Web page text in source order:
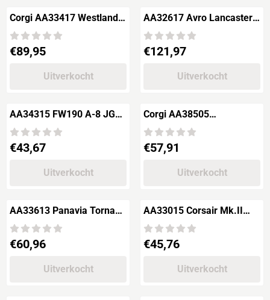
Corgi AA33417 Westland
Sea King HC-4 - 845 Naval
Air Sqaudron, Royal Navy
Prijs: 89,95
€89,95
Uitverkocht
AA32617 Avro Lancaster
B Mk.III RAF Bomber 617
Squadron
Prijs: 121,97
€121,97
Uitverkocht
AA34315 FW190 A-8 JG2
Maj.Kurt B????hlingen
"Normandy June 1944".
Prijs: 43,67
€43,67
Uitverkocht
Corgi AA38505
Messerschmitt Bf110C-1
ZG26 "Horst Wessel"
September 1940
Prijs: 57,91
€57,91
Uitverkocht
AA33613 Panavia Tornado
GR1 - 2 (AC) Squadron
RAF
Prijs: 60,96
€60,96
Uitverkocht
AA33015 Corsair Mk.II
1842 Squadron Royal Navy
Prijs: 45,76
€45,76
Uitverkocht